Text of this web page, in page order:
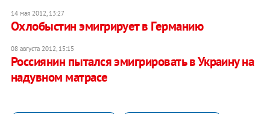
14 мая 2012, 13:27
Охлобыстин эмигрирует в Германию
08 августа 2012, 15:15
Россиянин пытался эмигрировать в Украину на
надувном матрасе